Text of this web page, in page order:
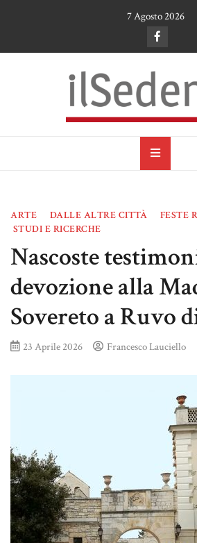
7 Agosto 2026
il Sedente
ARTE DALLE ALTRE CITTÀ FESTE
STUDI E RICERCHE
Nascoste
devozione alla
Sovereto a Ruvo
23 Aprile 2026 Francesco Lauciello